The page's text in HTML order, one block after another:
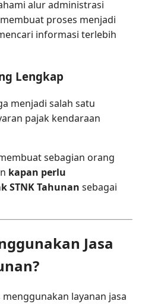
alur administrasi
proses menjadi
informasi terlebih
Lengkap
menjadi salah satu
pajak kendaraan
sebagian orang
kapan perlu
STNK Tahunan sebagai
Jasa
layanan jasa